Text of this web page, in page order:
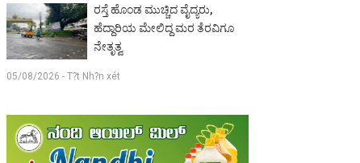
ರಸ್ತೆ ಹೊಂಡ ಮುಚ್ಚಿದ ವೈದ್ಯರು,
ಹೆದ್ದಾರಿಯ ಮೇಲಿದ್ದ ಮರ ತೆರವಿಗೂ
ನೇತೃತ್ವ
05/08/2026 - T?t Nh?n xét